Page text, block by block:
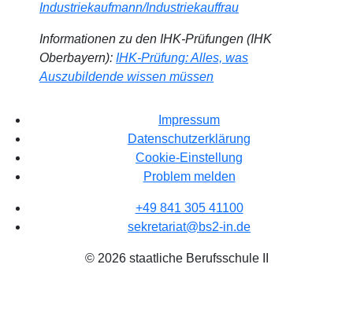
Industriekaufmann/Industriekauffrau
Informationen zu den IHK-Prüfungen (IHK
Oberbayern): IHK-Prüfung: Alles, was
Auszubildende wissen müssen
Impressum
Datenschutzerklärung
Cookie-Einstellung
Problem melden
+49 841 305 41100
sekretariat@bs2-in.de
© 2026 staatliche Berufsschule II